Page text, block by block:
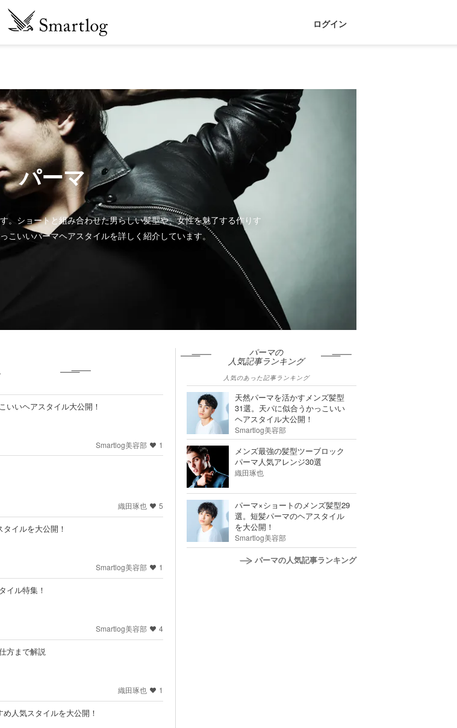
ログイン
パーマ
。ショートと組み合わせた男らしい髪型や、女性を魅了する作りす
こいいパーマヘアスタイルを詳しく紹介しています。
いいヘアスタイル大公開！
Smartlog美容部 1
織田琢也 5
イルを大公開！
Smartlog美容部 1
イル特集！
Smartlog美容部 4
方まで解説
織田琢也 1
人気スタイルを大公開！
パーマの
人気記事ランキング
人気のあった記事ランキング
天然パーマを活かすメンズ髪型
31選。天パに似合うかっこいい
ヘアスタイル大公開！
Smartlog美容部
メンズ最強の髪型ツーブロック
パーマ人気アレンジ30選
織田琢也
パーマ×ショートのメンズ髪型29
選。短髪パーマのヘアスタイル
を大公開！
Smartlog美容部
パーマの人気記事ランキング